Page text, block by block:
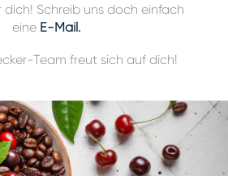
Schreib uns doch einfach
eine E-Mail.
Team freut sich auf dich!